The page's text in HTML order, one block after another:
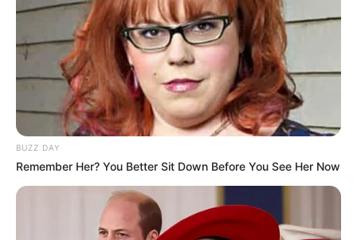
BUZZ DAY
Remember Her? You Better Sit Down Before You See Her Now